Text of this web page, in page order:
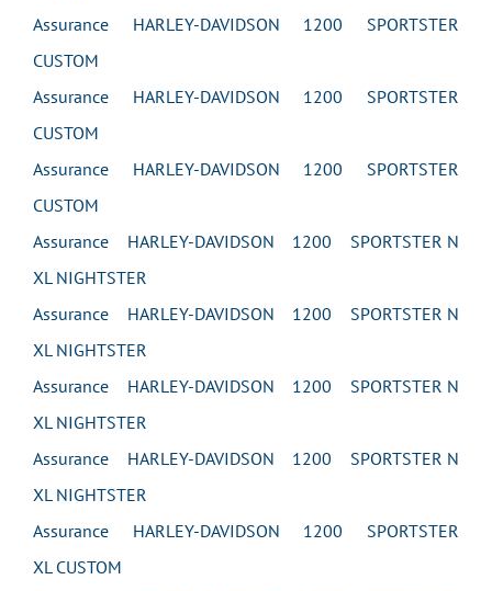
Assurance HARLEY-DAVIDSON 1200 SPORTSTER
CUSTOM
Assurance HARLEY-DAVIDSON 1200 SPORTSTER
CUSTOM
Assurance HARLEY-DAVIDSON 1200 SPORTSTER
CUSTOM
Assurance HARLEY-DAVIDSON 1200 SPORTSTER N
XL NIGHTSTER
Assurance HARLEY-DAVIDSON 1200 SPORTSTER N
XL NIGHTSTER
Assurance HARLEY-DAVIDSON 1200 SPORTSTER N
XL NIGHTSTER
Assurance HARLEY-DAVIDSON 1200 SPORTSTER N
XL NIGHTSTER
Assurance HARLEY-DAVIDSON 1200 SPORTSTER
XL CUSTOM